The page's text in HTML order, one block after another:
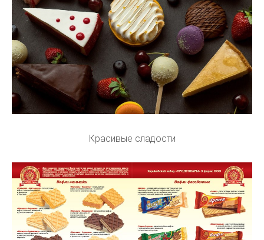
Красивые сладости